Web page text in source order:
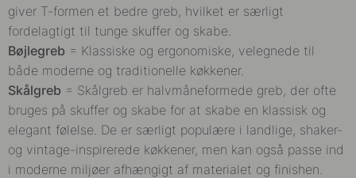
giver T-formen et bedre greb, hvilket er særligt
fordelagtigt til tunge skuffer og skabe.
Bøjlegreb = Klassiske og ergonomiske, velegnede til
både moderne og traditionelle køkkener.
Skålgreb = Skålgreb er halvmåneformede greb, der ofte
bruges på skuffer og skabe for at skabe en klassisk og
elegant følelse. De er særligt populære i landlige, shaker-
og vintage-inspirerede køkkener, men kan også passe ind
i moderne miljøer afhængigt af materialet og finishen.